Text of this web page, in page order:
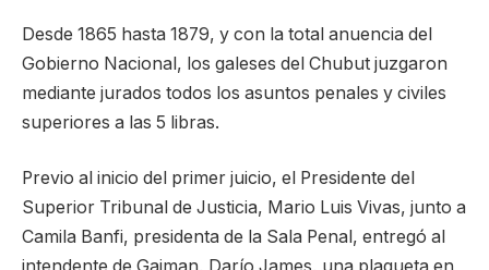
Desde 1865 hasta 1879, y con la total anuencia del
Gobierno Nacional, los galeses del Chubut juzgaron
mediante jurados todos los asuntos penales y civiles
superiores a las 5 libras.
Previo al inicio del primer juicio, el Presidente del
Superior Tribunal de Justicia, Mario Luis Vivas, junto a
Camila Banfi, presidenta de la Sala Penal, entregó al